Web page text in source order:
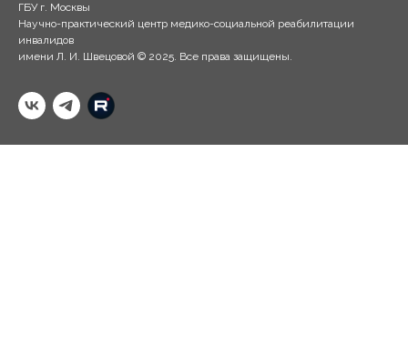
ГБУ г. Москвы
Научно-практический центр медико-социальной реабилитации
инвалидов
имени Л. И. Швецовой © 2025. Все права защищены.